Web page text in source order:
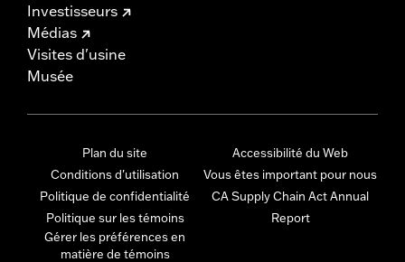
Investisseurs
Médias
Visites d'usine
Musée
Plan du site
Conditions d'utilisation
Politique de confidentialité
Politique sur les témoins
Gérer les préférences en
matière de témoins
Accessibilité du Web
Vous êtes important pour nous
CA Supply Chain Act Annual
Report